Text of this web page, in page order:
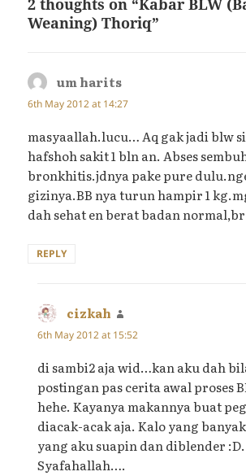
2 thoughts on “Kabar BLW
Weaning) Thoriq”
um harits
6th May 2012 at 14:27
masyaallah.lucu… Aq gak jadi blw
hafshoh sakit 1 bln an. Abses
bronkhitis.jdnya pake pure
gizinya.BB nya turun hampir 1
dah sehat en berat badan
REPLY
cizkah
6th May 2012 at 15:52
di sambi2 aja wid…kan aku dah
postingan pas cerita awal proses
hehe. Kayanya makannya buat
diacak-acak aja. Kalo yang
yang aku suapin dan diblender :D.
Syafahallah….